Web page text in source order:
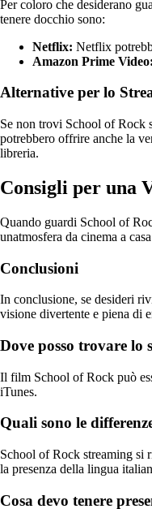
Per coloro che desiderano
tenere docchio sono:
Netflix: Netflix
Amazon Prime Video:
Alternative per lo
Se non trovi School of Rock
potrebbero offrire anche la
libreria.
Consigli per una
Quando guardi School of
unatmosfera da cinema a
Conclusioni
In conclusione, se desideri
visione divertente e piena di
Dove posso trovare lo
Il film School of Rock può
iTunes.
Quali sono le
School of Rock streaming si
la presenza della lingua
Cosa devo tenere